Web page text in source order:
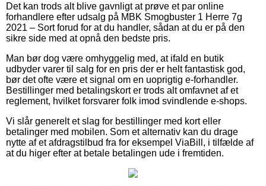
Det kan trods alt blive gavnligt at prøve et par online
forhandlere efter udsalg på MBK Smogbuster 1 Herre 7g
2021 – Sort forud for at du handler, sådan at du er på den
sikre side med at opnå den bedste pris.
Man bør dog være omhyggelig med, at ifald en butik
udbyder varer til salg for en pris der er helt fantastisk god,
bør det ofte være et signal om en uoprigtig e-forhandler.
Bestillinger med betalingskort er trods alt omfavnet af et
reglement, hvilket forsvarer folk imod svindlende e-shops.
Vi slår generelt et slag for bestillinger med kort eller
betalinger med mobilen. Som et alternativ kan du drage
nytte af et afdragstilbud fra for eksempel ViaBill, i tilfælde af
at du higer efter at betale betalingen ude i fremtiden.